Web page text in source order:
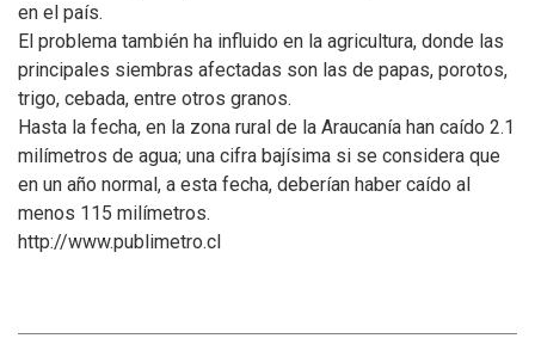
en el país.
El problema también ha influido en la agricultura, donde las
principales siembras afectadas son las de papas, porotos,
trigo, cebada, entre otros granos.
Hasta la fecha, en la zona rural de la Araucanía han caído 2.1
milímetros de agua; una cifra bajísima si se considera que
en un año normal, a esta fecha, deberían haber caído al
menos 115 milímetros.
http://www.publimetro.cl